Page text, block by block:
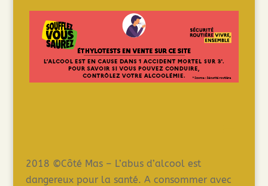
2018 ©Côté Mas – L’abus d’alcool est
dangereux pour la santé. A consommer avec